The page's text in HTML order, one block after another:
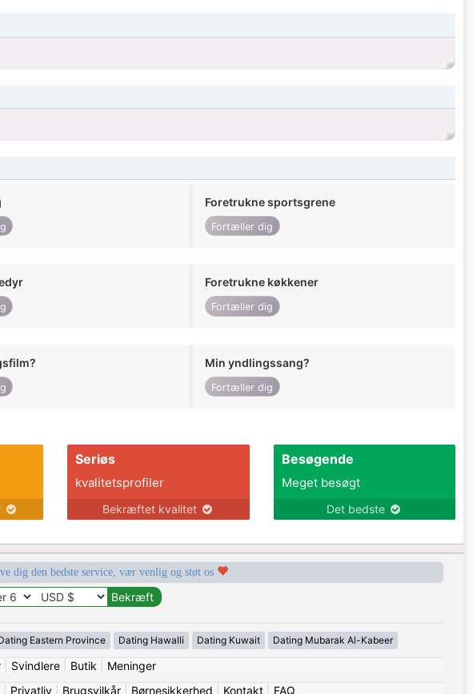
Foretrukne sportsgrene
Fortæller dig
Foretrukne køkkener
Fortæller dig
Min yndlingssang?
Fortæller dig
Seriøs
kvalitetsprofiler
Bekræftet kvalitet
Besøgende
Meget besøgt
Det bedste
dig den bedste service, vær venlig og støt os
Eastern Province Dating Hawalli Dating Kuwait Dating Mubarak Al-Kabeer
| Svindlere| Butik
Meninger
Privatliv Brugsvilkår Børnesikkerhed Kontakt FAQ